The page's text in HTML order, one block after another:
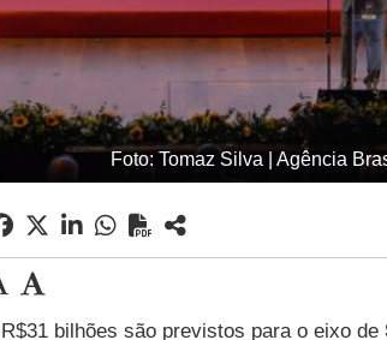
Foto: Tomaz Silva | Agência
R$31 bilhões são previstos para o eixo de